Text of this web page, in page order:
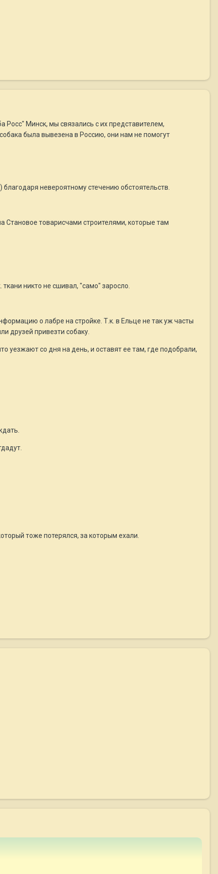
Росс" Минск, мы связались с их представителем,
была вывезена в Россию, они нам не помогут
невероятному стечению обстоятельств.
товарисчами строителями, которые там
никто не сшивал, "само" заросло.
о лабре на стройке. Т.к. в Ельце не так уж часты
друзей привезти собаку.
уезжают со дня на день, и оставят ее там, где подобрали,
тоже потерялся, за которым ехали.